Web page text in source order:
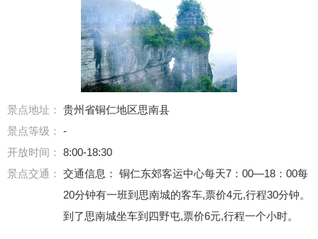
景点地址： 贵州省铜仁地区思南县
景点等级： -
开放时间： 8:00-18:30
景点交通： 交通信息： 铜仁东郊客运中心每天7：00—18：00每
20分钟有一班到思南城的客车,票价4元,行程30分钟。
到了思南城坐车到四野屯,票价6元,行程一个小时。